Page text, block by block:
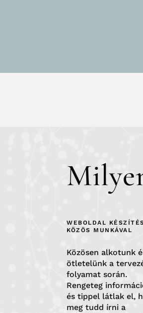
WEBOLDAL
KÖZÖS MUNKÁVAL
Közösen alkotunk
ötletelünk a
folyamat során.
Rengeteg
és tippel látlak el,
meg tudd írni a